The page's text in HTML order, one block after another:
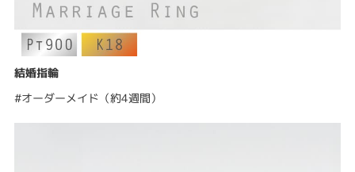
結婚指輪
#オーダーメイド（約4週間）